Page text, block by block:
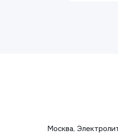
Москва,